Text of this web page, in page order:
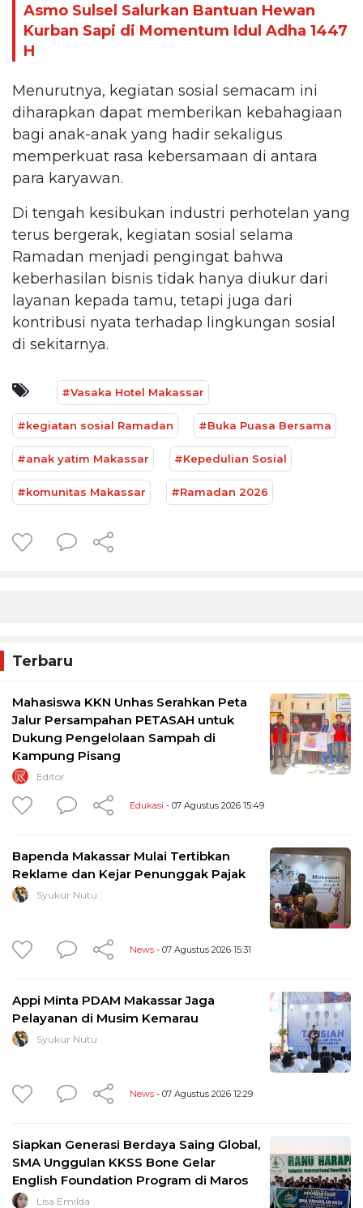
Asmo Sulsel Salurkan Bantuan Hewan
Kurban Sapi di Momentum Idul Adha 1447
H
Menurutnya, kegiatan sosial semacam ini
diharapkan dapat memberikan kebahagiaan
bagi anak-anak yang hadir sekaligus
memperkuat rasa kebersamaan di antara
para karyawan.
Di tengah kesibukan industri perhotelan yang
terus bergerak, kegiatan sosial selama
Ramadan menjadi pengingat bahwa
keberhasilan bisnis tidak hanya diukur dari
layanan kepada tamu, tetapi juga dari
kontribusi nyata terhadap lingkungan sosial
di sekitarnya.
#Vasaka Hotel Makassar
#kegiatan sosial Ramadan #Buka Puasa Bersama
#anak yatim Makassar #Kepedulian Sosial
#komunitas Makassar #Ramadan 2026
Terbaru
Mahasiswa KKN Unhas Serahkan Peta
Jalur Persampahan PETASAH untuk
Dukung Pengelolaan Sampah di
Kampung Pisang
Editor
Edukasi - 07 Agustus 2026 15:49
Bapenda Makassar Mulai Tertibkan
Reklame dan Kejar Penunggak Pajak
Syukur Nutu
News - 07 Agustus 2026 15:31
Appi Minta PDAM Makassar Jaga
Pelayanan di Musim Kemarau
Syukur Nutu
News - 07 Agustus 2026 12:29
Siapkan Generasi Berdaya Saing Global,
SMA Unggulan KKSS Bone Gelar
English Foundation Program di Maros
Lisa Emilda